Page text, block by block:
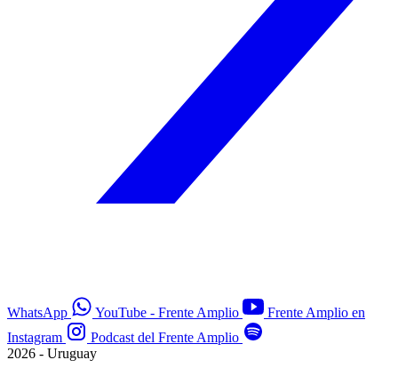
WhatsApp YouTube - Frente Amplio
Frente Amplio en
Instagram
Podcast del Frente Amplio
2026 - Uruguay